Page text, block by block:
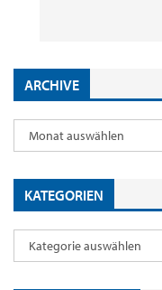
ARCHIVE
KATEGORIEN